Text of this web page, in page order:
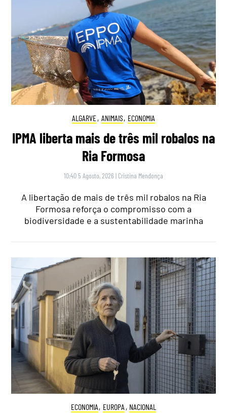
ALGARVE, ANIMAIS, ECONOMIA
IPMA liberta mais de três mil robalos na
Ria Formosa
10:40 5 Agosto, 2026 | Cristina Mendonça
A libertação de mais de três mil robalos na Ria
Formosa reforça o compromisso com a
biodiversidade e a sustentabilidade marinha
ECONOMIA, EUROPA , NACIONAL